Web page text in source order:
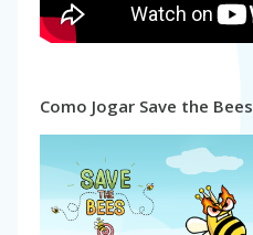
Como Jogar Save the Bees